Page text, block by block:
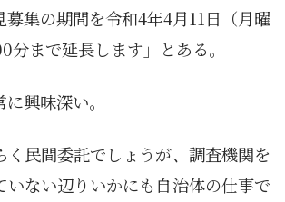
募集の期間を令和4年4月11日（月曜
分まで延長します」とある。
興味深い。
く民間委託でしょうが、調査機関を
いない辺りいかにも自治体の仕事で